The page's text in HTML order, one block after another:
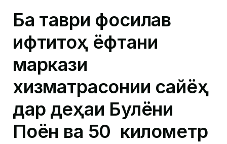
Ба таври фосилавӣ
ифтитоҳ ёфтани
маркази
хизматрасонии сайёҳӣ
дар деҳаи Булёни
Поён ва 50 километр